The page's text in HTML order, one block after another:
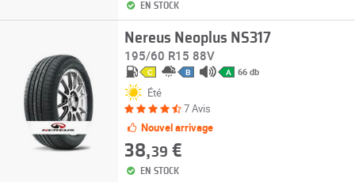
EN STOCK
Nereus Neoplus NS317
195/60 R15 88V
C B A 66 db
Été
7 Avis
Nouvel arrivage
38,39 €
EN STOCK